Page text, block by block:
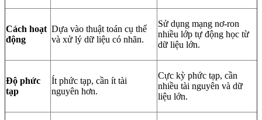
Cách hoạt
động
Dựa vào thuật toán cụ thể
và xử lý dữ liệu có nhãn.
Sử dụng mạng nơ-ron
nhiều lớp tự động học từ
dữ liệu lớn.
Độ phức
tạp
Ít phức tạp, cần ít tài
nguyên hơn.
Cực kỳ phức tạp, cần
nhiều tài nguyên và dữ
liệu lớn.